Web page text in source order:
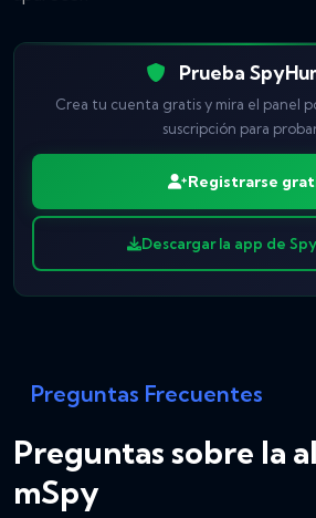
Prueba
Crea tu cuenta gratis y mira el panel
suscripción para
Registrarse
Descargar la app de
Preguntas Frecuentes
Preguntas sobre la
mSpy